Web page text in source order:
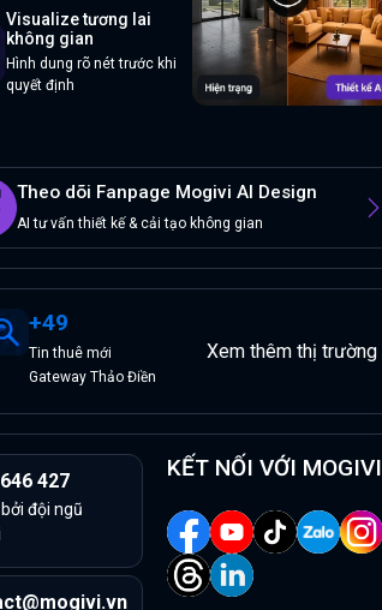
Visualize tương lai
không gian
Hình dung rõ nét trước khi
quyết định
Theo dõi Fanpage Mogivi AI Design
AI tư vấn thiết kế & cải tạo không gian
+49
Tinthuê mới
Gateway Thảo Điền
Xem thêm thị trường
427
đội ngũ
KẾT NỐI VỚI MOGIVI